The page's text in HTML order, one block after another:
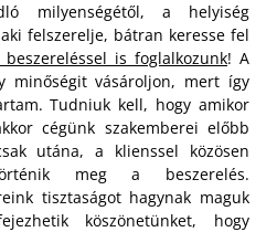
milyenségétől, a helyiség
felszerelje, bátran keresse fel
is foglalkozunk! A
minőségit vásároljon, mert így
Tudniuk kell, hogy amikor
cégünk szakemberei előbb
utána, a klienssel közösen
meg a beszerelés.
tisztaságot hagynak maguk
köszönetünket, hogy